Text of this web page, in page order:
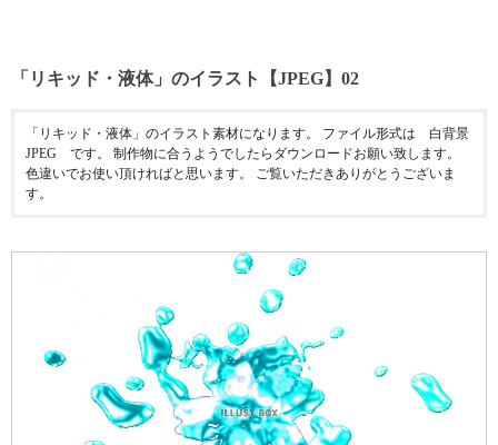
「リキッド・液体」のイラスト【JPEG】02
「リキッド・液体」のイラスト素材になります。 ファイル形式は 白背景
JPEG です。 制作物に合うようでしたらダウンロードお願い致します。
色違いでお使い頂ければと思います。 ご覧いただきありがとうございま
す。